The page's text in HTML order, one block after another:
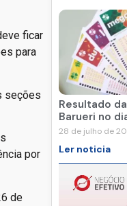
ficar
para
seções
por
de
Resultado
Barueri no
28 de julho de
Ler noticia